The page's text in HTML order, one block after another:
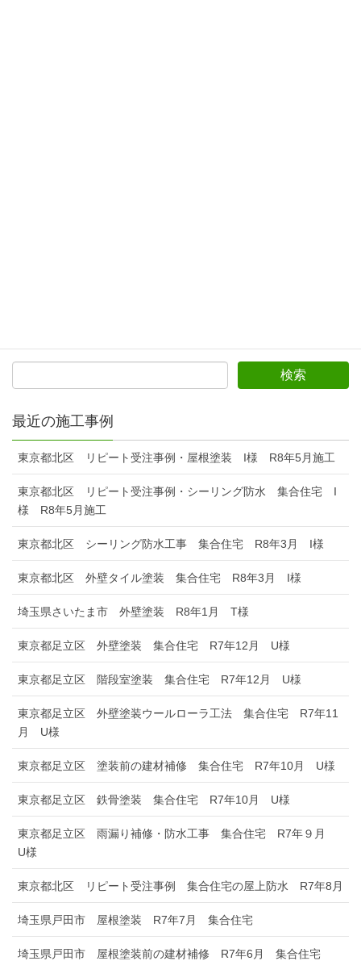
最近の施工事例
東京都北区 リピート受注事例・屋根塗装 I様 R8年5月施工
東京都北区 リピート受注事例・シーリング防水 集合住宅 I
様 R8年5月施工
東京都北区 シーリング防水工事 集合住宅 R8年3月 I様
東京都北区 外壁タイル塗装 集合住宅 R8年3月 I様
埼玉県さいたま市 外壁塗装 R8年1月 T様
東京都足立区 外壁塗装 集合住宅 R7年12月 U様
東京都足立区 階段室塗装 集合住宅 R7年12月 U様
東京都足立区 外壁塗装ウールローラ工法 集合住宅 R7年11
月 U様
東京都足立区 塗装前の建材補修 集合住宅 R7年10月 U様
東京都足立区 鉄骨塗装 集合住宅 R7年10月 U様
東京都足立区 雨漏り補修・防水工事 集合住宅 R7年９月
U様
東京都北区 リピート受注事例 集合住宅の屋上防水 R7年8月
埼玉県戸田市 屋根塗装 R7年7月 集合住宅
埼玉県戸田市 屋根塗装前の建材補修 R7年6月 集合住宅